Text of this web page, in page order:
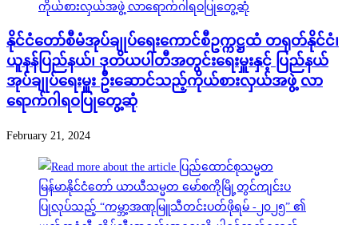
နိုင်ငံတော်စီမံအုပ်ချုပ်ရေးကောင်စီဥက္ကဋ္ဌထံ တရုတ်နိုင်ငံ၊
ယူနန်ပြည်နယ်၊ ဒုတိယပါတီအတွင်းရေးမှူးနှင့် ပြည်နယ်
အုပ်ချုပ်ရေးမှူး ဦးဆောင်သည့်ကိုယ်စားလှယ်အဖွဲ့ လာ
ရောက်ဂါရဝပြုတွေ့ဆုံ
February 21, 2024